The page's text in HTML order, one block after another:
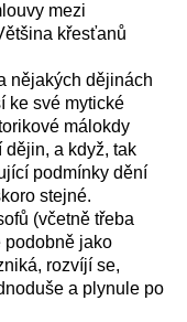
mezi
křesťanů
nějakých dějinách
ke své mytické
málokdy
dějin, a když, tak
podmínky dění
stejné.
(včetně třeba
podobně jako
rozvíjí se,
a plynule po